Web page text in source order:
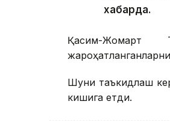
хабарда.
Қасим-Жомарт
Шуни таъкидлаш
кишига етди.